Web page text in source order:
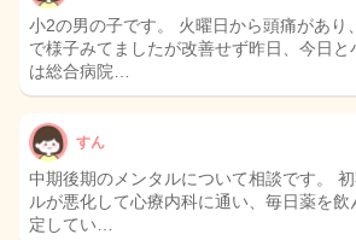
小2の男の子です。 火曜日から頭痛があり
で様子みてましたが改善せず昨日、今日と
は総合病院…
すん
中期後期のメンタルについて相談です。
ルが悪化して心療内科に通い、毎日薬を
定してい…